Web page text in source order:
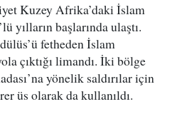
Kuzey Afrika’daki İslam
yılların başlarında ulaştı.
fetheden İslam
çıktığı limandı. İki bölge
yönelik saldırılar için
üs olarak da kullanıldı.